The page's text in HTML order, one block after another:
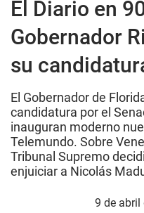
El Diario en
Gobernador
su
El Gobernador de
candidatura por el
inauguran moderno
Telemundo. Sobre
Tribunal Supremo
enjuiciar a Nicolás
9 de abril